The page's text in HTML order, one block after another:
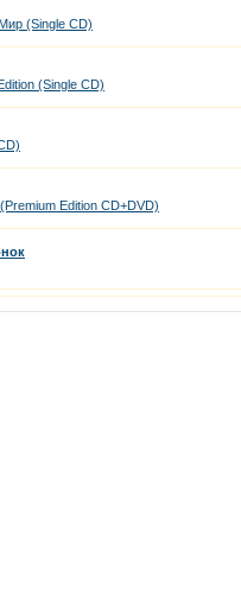
(Single CD)
(Single CD)
Edition CD+DVD)